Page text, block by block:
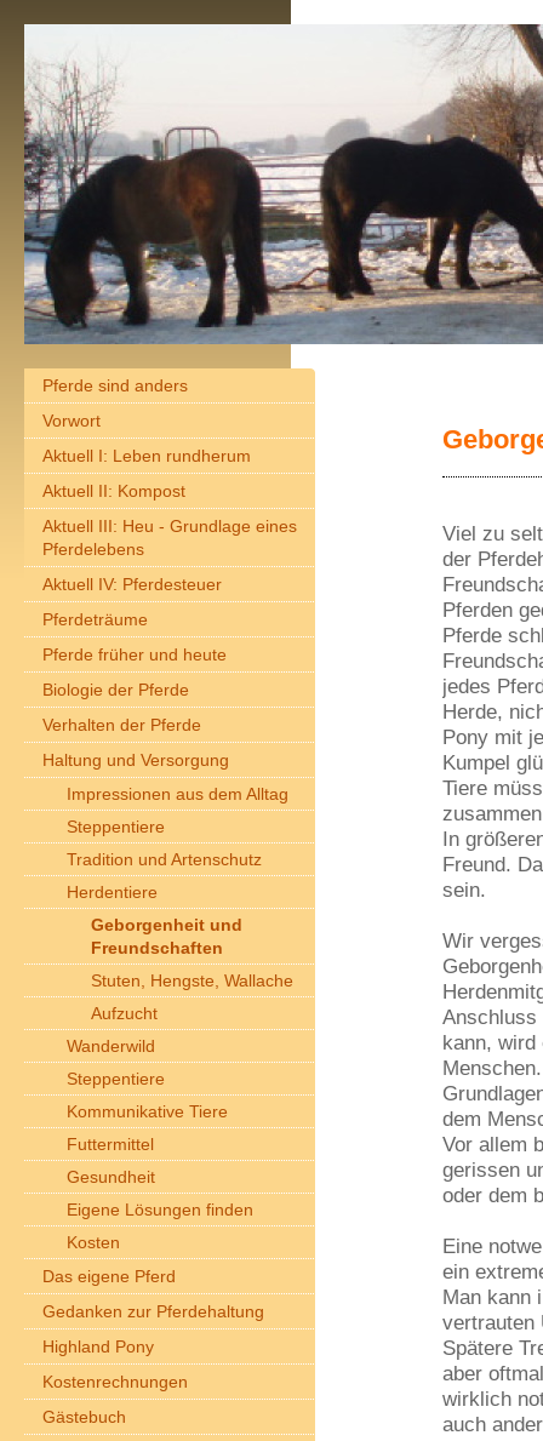
Viel zu
der
Pferden
Pferde
jedes
Herde,
Pony mit
Kumpel
Tiere
In
Freund.
sein.
Wir
Anschluss
kann, wird
dem
Vor allem
gerissen
oder dem
Eine
ein
Man kann
vertrauten
Spätere
aber
wirklich
auch
Pferde sind anders
Vorwort
Aktuell I: Leben rundherum
Aktuell II: Kompost
Aktuell III: Heu - Grundlage eines
Pferdelebens
Aktuell IV: Pferdesteuer
Pferdeträume
Pferde früher und heute
Biologie der Pferde
Verhalten der Pferde
Haltung und Versorgung
Impressionen aus dem Alltag
Steppentiere
Tradition und Artenschutz
Herdentiere
Geborgenheit und
Freundschaften
Stuten, Hengste, Wallache
Aufzucht
Wanderwild
Steppentiere
Kommunikative Tiere
Futtermittel
Gesundheit
Eigene Lösungen finden
Kosten
Das eigene Pferd
Gedanken zur Pferdehaltung
Highland Pony
Kostenrechnungen
Gästebuch